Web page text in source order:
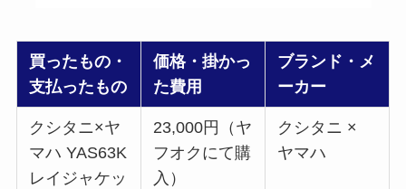
買ったもの・
支払ったもの
価格・掛かっ
た費用
ブランド・メ
ーカー
クシタニ×ヤ
マハ YAS63K
レイジャケッ
23,000円（ヤ
フオクにて購
入）
クシタニ ×
ヤマハ